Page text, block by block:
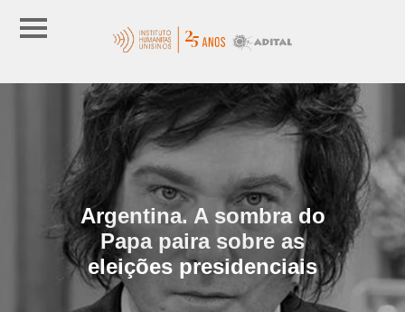
Argentina. A sombra do
Papa paira sobre as
eleições presidenciais